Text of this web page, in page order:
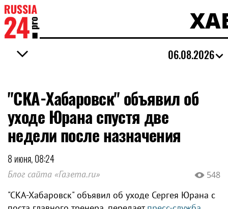
06.08.2026
"СКА-Хабаровск" объявил об
уходе Юрана спустя две
недели после назначения
8 июня, 08:24
Блог сайта «Газета.ru» 548
"СКА-Хабаровск" объявил об уходе Сергея Юрана с